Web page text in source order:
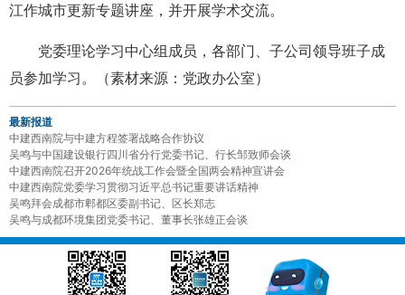
江作城市更新专题讲座，并开展学术交流。
党委理论学习中心组成员，各部门、子公司领导班子成
员参加学习。（素材来源：党政办公室）
最新报道
中建西南院与中建方程签署战略合作协议
吴鸣与中国建设银行四川省分行党委书记、行长邹致师会谈
中建西南院召开2026年统战工作会暨全国两会精神宣讲会
中建西南院党委学习贯彻习近平总书记重要讲话精神
吴鸣拜会成都市郫都区委副书记、区长郑志
吴鸣与成都环境集团党委书记、董事长张雄正会谈